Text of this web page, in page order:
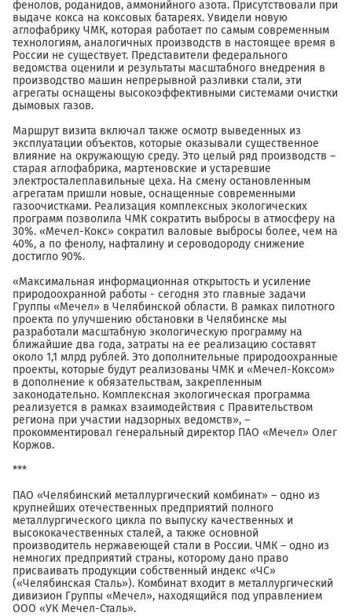
фенолов, роданидов, аммонийного азота. Присутствовали при
выдаче кокса на коксовых батареях. Увидели новую
аглофабрику ЧМК, которая работает по самым современным
технологиям, аналогичных производств в настоящее время в
России не существует. Представители федерального
ведомства оценили и результаты масштабного внедрения в
производство машин непрерывной разливки стали, эти
агрегаты оснащены высокоэффективными системами очистки
дымовых газов.
Маршрут визита включал также осмотр выведенных из
эксплуатации объектов, которые оказывали существенное
влияние на окружающую среду. Это целый ряд производств –
старая аглофабрика, мартеновские и устаревшие
электросталеплавильные цеха. На смену остановленным
агрегатам пришли новые, оснащенные современными
газоочистками. Реализация комплексных экологических
программ позволила ЧМК сократить выбросы в атмосферу на
30%. «Мечел-Кокс» сократил валовые выбросы более, чем на
40%, а по фенолу, нафталину и сероводороду снижение
достигло 90%.
«Максимальная информационная открытость и усиление
природоохранной работы - сегодня это главные задачи
Группы «Мечел» в Челябинской области. В рамках пилотного
проекта по улучшению обстановки в Челябинске мы
разработали масштабную экологическую программу на
ближайшие два года, затраты на ее реализацию составят
около 1,1 млрд рублей. Это дополнительные природоохранные
проекты, которые будут реализованы ЧМК и «Мечел-Коксом»
в дополнение к обязательствам, закрепленным
законодательно. Комплексная экологическая программа
реализуется в рамках взаимодействия с Правительством
региона при участии надзорных ведомств», –
прокомментировал генеральный директор ПАО «Мечел» Олег
Коржов.
***
ПАО «Челябинский металлургический комбинат» – одно из
крупнейших отечественных предприятий полного
металлургического цикла по выпуску качественных и
высококачественных сталей, а также основной
производитель нержавеющей стали в России. ЧМК – одно из
немногих предприятий страны, которому дано право
присваивать продукции собственный индекс «ЧС»
(«Челябинская Сталь»). Комбинат входит в металлургический
дивизион Группы «Мечел», находящийся под управлением
ООО «УК Мечел-Сталь».